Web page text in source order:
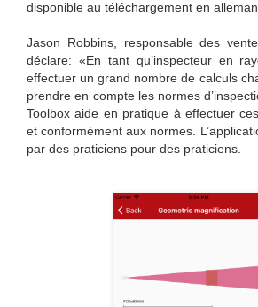
disponible au téléchargement en
Jason Robbins, responsable des
déclare: «En tant qu’inspecteur en
effectuer un grand nombre de calculs
prendre en compte les normes
Toolbox aide en pratique à effectuer
et conformément aux normes.
par des praticiens pour des praticiens.